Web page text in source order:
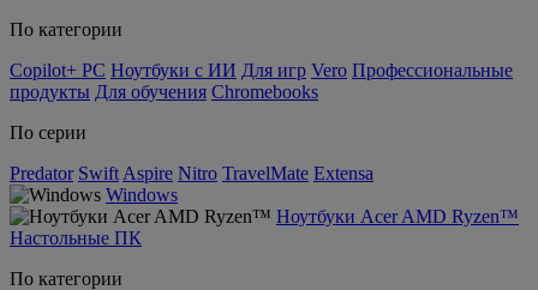
По категории
Copilot+ PC Ноутбуки с ИИ Для игр Vero Профессиональные
продукты Для обучения Chromebooks
По серии
Predator Swift Aspire Nitro TravelMate Extensa
Windows
Ноутбуки Acer AMD Ryzen™
Настольные ПК
По категории